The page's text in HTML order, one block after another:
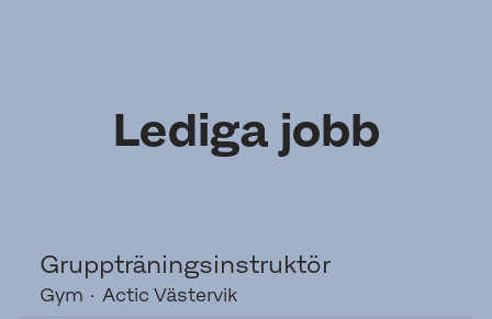
Lediga jobb
Gruppträningsinstruktör
Gym · Actic Västervik